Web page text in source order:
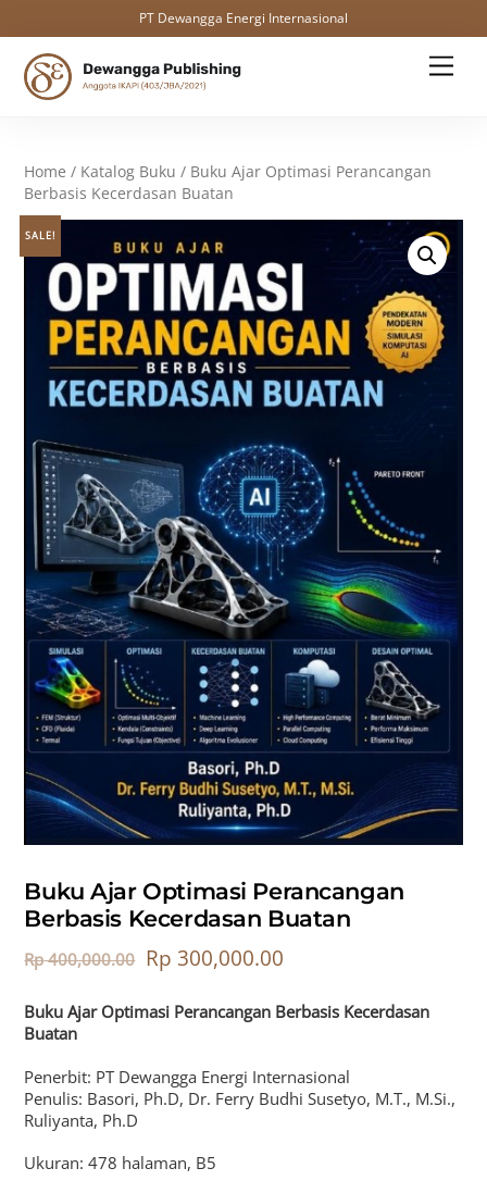
PT Dewangga Energi Internasional
content
Home / Katalog Buku / Buku Ajar Optimasi Perancangan
Berbasis Kecerdasan Buatan
SALE!
Buku Ajar Optimasi Perancangan
Berbasis Kecerdasan Buatan
Rp400,000.00 Rp 300,000.00
Buku Ajar Optimasi Perancangan Berbasis Kecerdasan
Buatan
Penerbit: PT Dewangga Energi Internasional
Penulis: Basori, Ph.D, Dr. Ferry Budhi Susetyo, M.T., M.Si.,
Ruliyanta, Ph.D
Ukuran: 478 halaman, B5